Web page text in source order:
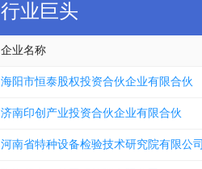
行业巨头
企业名称
海阳市恒泰股权投资合伙企业有限合伙
济南印创产业投资合伙企业有限合伙
河南省特种设备检验技术研究院有限公司